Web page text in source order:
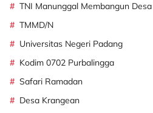
TNI Manunggal Membangun Desa
TMMD/N
Universitas Negeri Padang
Kodim 0702 Purbalingga
Safari Ramadan
Desa Krangean